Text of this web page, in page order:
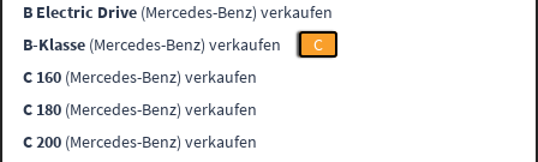
B Electric Drive (Mercedes-Benz) verkaufen
B-Klasse (Mercedes-Benz) verkaufen
C
C 160 (Mercedes-Benz) verkaufen
C 180 (Mercedes-Benz) verkaufen
C 200 (Mercedes-Benz) verkaufen